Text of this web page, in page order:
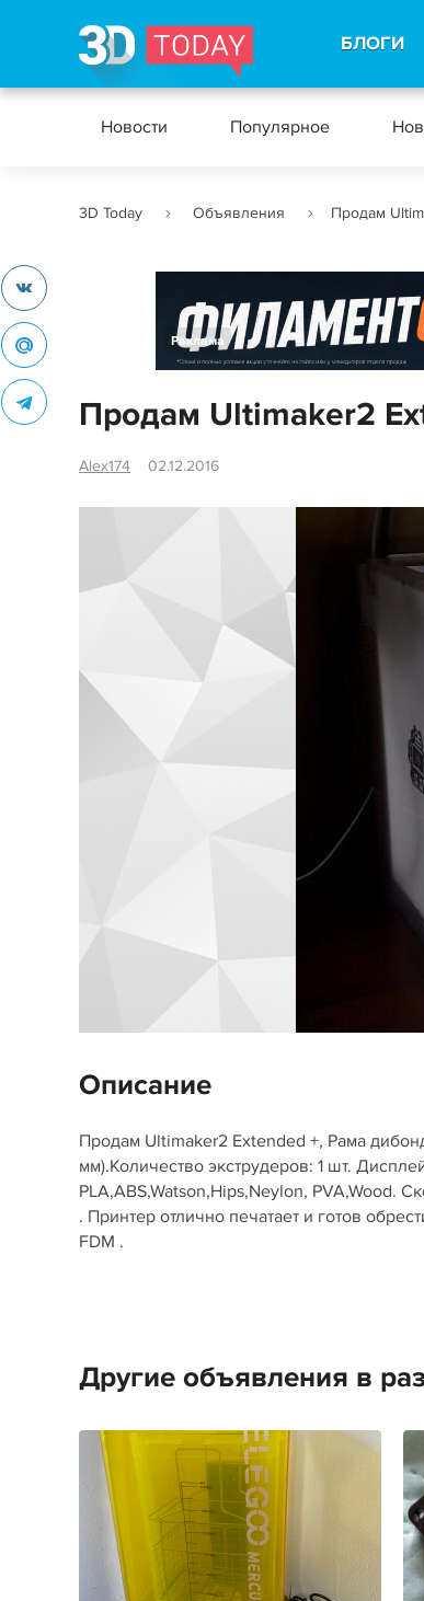
БЛОГИ
Новости Популярное
3D Today Объявления Продам
Реклама
Продам Ultimaker2
Alex174 02.12.2016
Описание
Продам Ultimaker2 Extended +, Рама
мм).Количество экструдеров: 1 шт.
PLA,ABS,Watson,Hips,Neylon, PVA,Wood.
. Принтер отлично печатает и готов
FDM .
Другие объявления в